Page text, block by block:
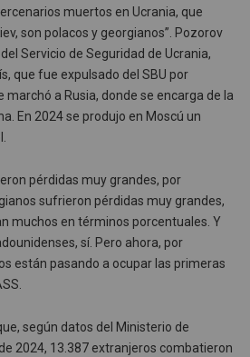
muertos en Ucrania, que
son polacos y georgianos”. Pozorov
Servicio de Seguridad de Ucrania,
que fue expulsado del SBU por
marchó a Rusia, donde se encarga de la
En 2024 se produjo en Moscú un
pérdidas muy grandes, por
sufrieron pérdidas muy grandes,
muchos en términos porcentuales. Y
sí. Pero ahora, por
están pasando a ocupar las primeras
según datos del Ministerio de
2024, 13.387 extranjeros combatieron